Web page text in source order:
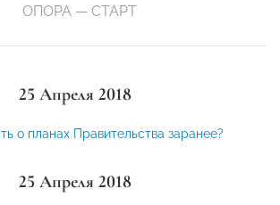
ОПОРА — СТАРТ
25 Апреля 2018
о планах Правительства заранее?
25 Апреля 2018